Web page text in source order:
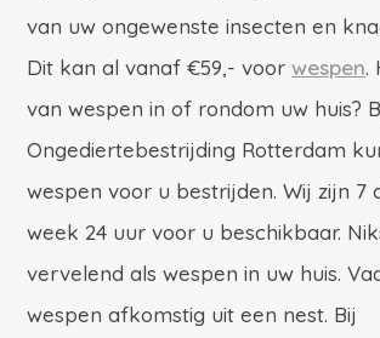
van uw ongewenste insecten en
Dit kan al vanaf €59,- voor wespen.
van wespen in of rondom uw huis?
Ongediertebestrijding Rotterdam
wespen voor u bestrijden. Wij zijn 7
week 24 uur voor u beschikbaar.
vervelend als wespen in uw huis.
wespen afkomstig uit een nest. Bij